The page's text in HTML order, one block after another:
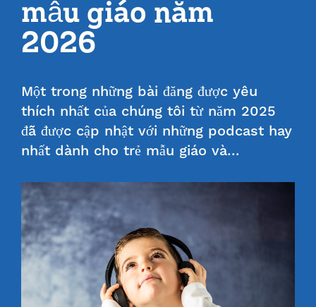
mẫu giáo năm
2026
Một trong những bài đăng được yêu
thích nhất của chúng tôi từ năm 2025
đã được cập nhật với những podcast hay
nhất dành cho trẻ mẫu giáo và…